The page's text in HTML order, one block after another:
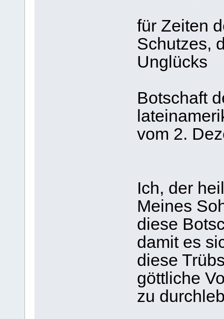
für Zeiten
Schutzes,
Unglücks
Botschaft
vom 2.
Ich, der
Meines
diese
damit es
diese
göttliche
zu